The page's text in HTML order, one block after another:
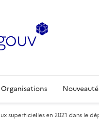
Organisations
superficielles en 2021 dans le